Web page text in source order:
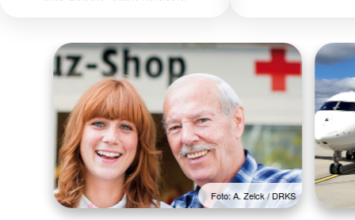
Foto: A. Zelck / DRKS